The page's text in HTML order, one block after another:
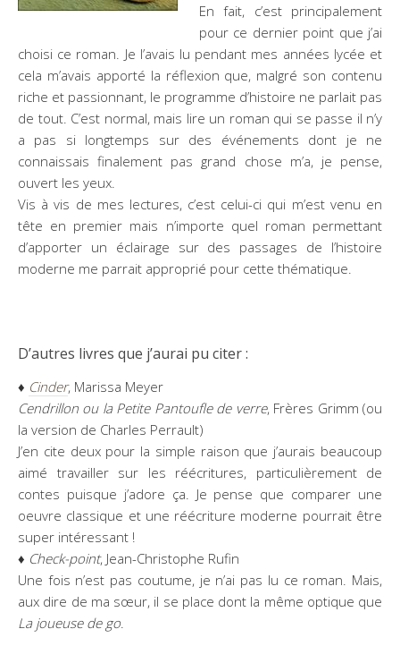
En fait, c’est principalement
pour ce dernier point que j’ai
choisi ce roman. Je l’avais lu pendant mes années lycée et
cela m’avais apporté la réflexion que, malgré son contenu
riche et passionnant, le programme d’histoire ne parlait pas
de tout. C’est normal, mais lire un roman qui se passe il n’y
a pas si longtemps sur des événements dont je ne
connaissais finalement pas grand chose m’a, je pense,
ouvert les yeux.
Vis à vis de mes lectures, c’est celui-ci qui m’est venu en
tête en premier mais n’importe quel roman permettant
d’apporter un éclairage sur des passages de l’histoire
moderne me parrait approprié pour cette thématique.
D’autres livres que j’aurai pu citer :
♦ Cinder, Marissa Meyer
Cendrillon ou la Petite Pantoufle de verre, Frères Grimm (ou
la version de Charles Perrault)
J’en cite deux pour la simple raison que j’aurais beaucoup
aimé travailler sur les réécritures, particulièrement de
contes puisque j’adore ça. Je pense que comparer une
oeuvre classique et une réécriture moderne pourrait être
super intéressant !
♦ Check-point, Jean-Christophe Rufin
Une fois n’est pas coutume, je n’ai pas lu ce roman. Mais,
aux dire de ma sœur, il se place dont la même optique que
La joueuse de go